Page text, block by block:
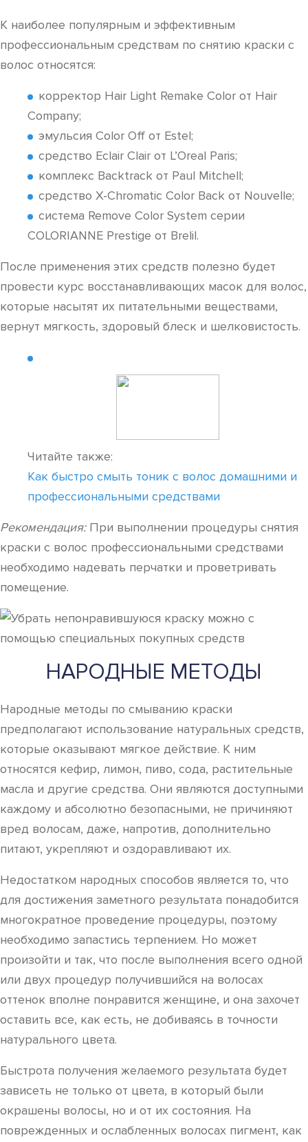
К наиболее популярным и эффективным
профессиональным средствам по снятию краски с
волос относятся:
корректор Hair Light Remake Color от Hair
Company;
эмульсия Color Off от Estel;
средство Eclair Clair от L’Oreal Paris;
комплекс Backtrack от Paul Mitchell;
средство X-Chromatic Color Back от Nouvelle;
система Remove Color System серии
COLORIANNE Prestige от Brelil.
После применения этих средств полезно будет
провести курс восстанавливающих масок для волос,
которые насытят их питательными веществами,
вернут мягкость, здоровый блеск и шелковистость.
Читайте также:
Как быстро смыть тоник с волос домашними и
профессиональными средствами
Рекомендация:При выполнении процедуры снятия
краски с волос профессиональными средствами
необходимо надевать перчатки и проветривать
помещение.
НАРОДНЫЕ МЕТОДЫ
Народные методы по смыванию краски
предполагают использование натуральных средств,
которые оказывают мягкое действие. К ним
относятся кефир, лимон, пиво, сода, растительные
масла и другие средства. Они являются доступными
каждому и абсолютно безопасными, не причиняют
вред волосам, даже, напротив, дополнительно
питают, укрепляют и оздоравливают их.
Недостатком народных способов является то, что
для достижения заметного результата понадобится
многократное проведение процедуры, поэтому
необходимо запастись терпением. Но может
произойти и так, что после выполнения всего одной
или двух процедур получившийся на волосах
оттенок вполне понравится женщине, и она захочет
оставить все, как есть, не добиваясь в точности
натурального цвета.
Быстрота получения желаемого результата будет
зависеть не только от цвета, в который были
окрашены волосы, но и от их состояния. На
поврежденных и ослабленных волосах пигмент, как